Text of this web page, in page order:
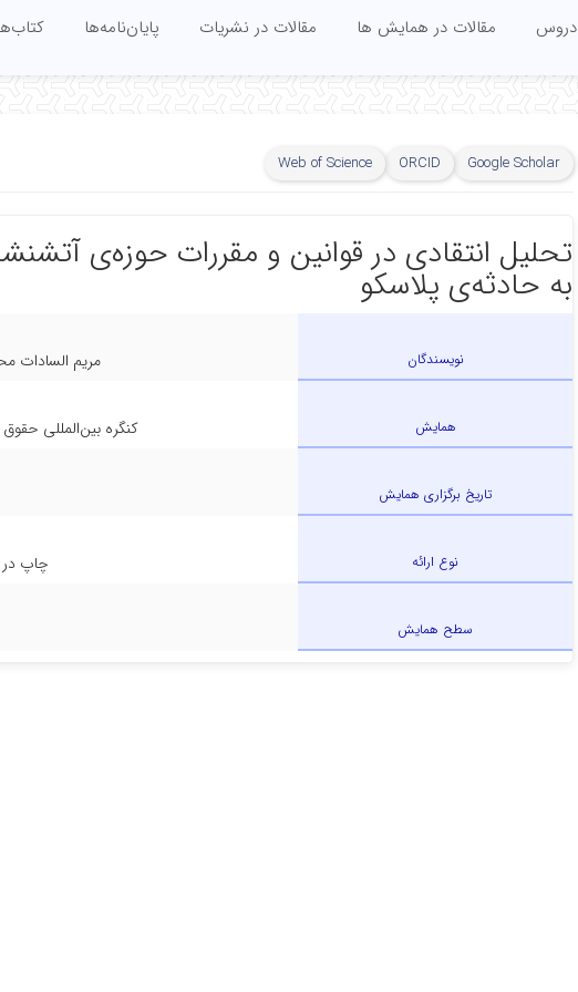
دروس مقالات در همایش ها مقالات در نشریات پایان‌نامه‌ها
Google Scholar
ORCID
Web of Science
تحلیل انتقادی در قوانین و مقررات حوزه‌ی
به حادثه‌ی پلاسکو
نویسندگان مریم السادات
همایش کنگره بین‌المللی
تاریخ برگزاری همایش
نوع ارائه چاپ در
سطح همایش